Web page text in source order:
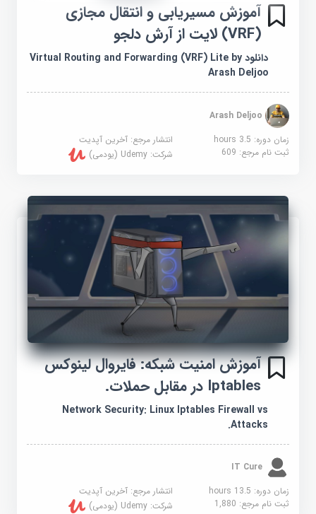
آموزش مسیریابی و انتقال مجازی
(VRF) لایت از آرش دلجو
دانلود Virtual Routing and Forwarding (VRF) Lite by
Arash Deljoo
Arash Deljoo
زمان دوره: 3.5 hours
انتشار مرجع:آخرین آپدیت
ثبت نام مرجع:609 شرکت:Udemy (یودمی)
آموزش امنیت شبکه: فایروال لینوکس
Iptables در مقابل حملات.
Network Security: Linux Iptables Firewall vs
Attacks.
IT Cure
زمان دوره: 13.5 hours
انتشار مرجع:آخرین آپدیت
ثبت نام مرجع:1,880 شرکت:Udemy (یودمی)